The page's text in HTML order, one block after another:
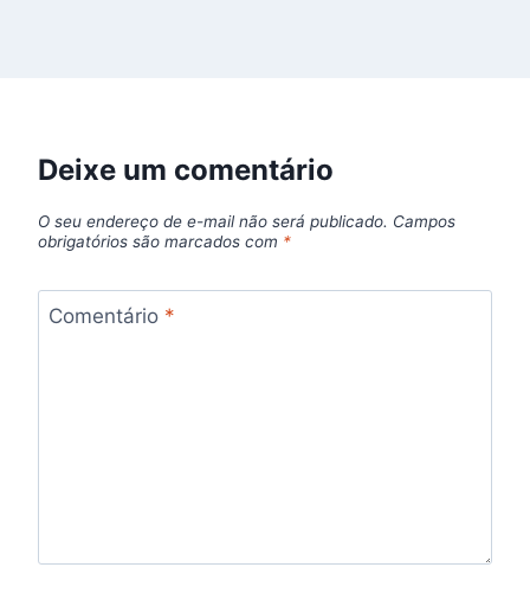
Deixe um comentário
O seu endereço de e-mail não será publicado. Campos
obrigatórios são marcados com *
Comentário *